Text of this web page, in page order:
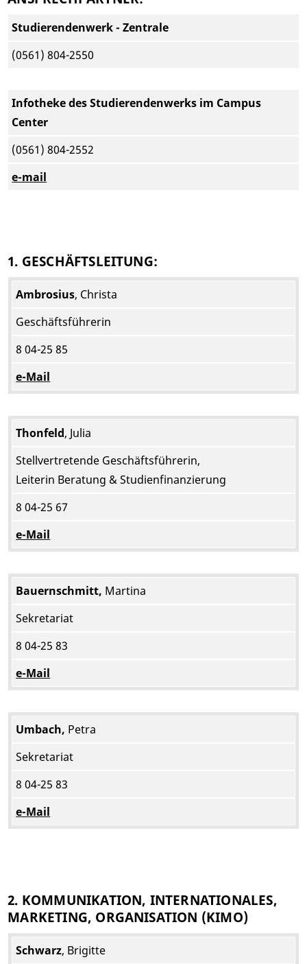
Studierendenwerk - Zentrale
(0561) 804-2550
Infotheke des Studierendenwerks im Campus
Center
(0561) 804-2552
e-mail
1. GESCHÄFTSLEITUNG:
Ambrosius, Christa
Geschäftsführerin
8 04-25 85
e-Mail
Thonfeld, Julia
Stellvertretende Geschäftsführerin,
Leiterin Beratung & Studienfinanzierung
8 04-25 67
e-Mail
Bauernschmitt, Martina
Sekretariat
8 04-25 83
e-Mail
Umbach, Petra
Sekretariat
8 04-25 83
e-Mail
2. KOMMUNIKATION, INTERNATIONALES,
MARKETING, ORGANISATION (KIMO)
Schwarz, Brigitte